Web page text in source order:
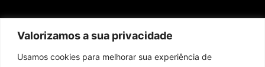
Valorizamos a sua privacidade
Usamos cookies para melhorar sua experiência de